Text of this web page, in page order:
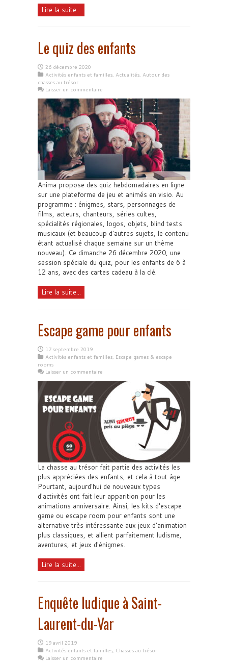
Lire la suite...
Le quiz des enfants
26 décembre 2020
Activités enfants et familles, Actualités, Autour des
chasses au trésor
Laisser un commentaire
Anima propose des quiz hebdomadaires en ligne
sur une plateforme de jeu et animés en visio. Au
programme : énigmes, stars, personnages de
films, acteurs, chanteurs, séries cultes,
spécialités régionales, logos, objets, blind tests
musicaux (et beaucoup d'autres sujets, le contenu
étant actualisé chaque semaine sur un thème
nouveau). Ce dimanche 26 décembre 2020, une
session spéciale du quiz, pour les enfants de 6 à
12 ans, avec des cartes cadeau à la clé.
Lire la suite...
Escape game pour enfants
17 septembre 2019
Activités enfants et familles, Escape games & escape
rooms
Laisser un commentaire
La chasse au trésor fait partie des activités les
plus appréciées des enfants, et cela à tout âge.
Pourtant, aujourd'hui de nouveaux types
d'activités ont fait leur apparition pour les
animations anniversaire. Ainsi, les kits d'escape
game ou escape room pour enfants sont une
alternative très intéressante aux jeux d'animation
plus classiques, et allient parfaitement ludisme,
aventures, et jeux d'énigmes.
Lire la suite...
Enquête ludique à Saint-
Laurent-du-Var
19 avril 2019
Activités enfants et familles, Chasses au trésor
Laisser un commentaire